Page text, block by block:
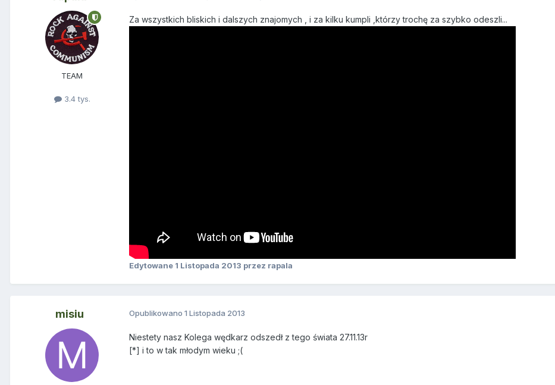
TEAM
3.4 tys.
Za wszystkich bliskich i dalszych znajomych , i za kilku kumpli ,którzy trochę za szybko odeszli...
Edytowane 1 Listopada 2013 przez rapala
misiu Opublikowano 1 Listopada 2013
Niestety nasz Kolega wędkarz odszedł z tego świata 27.11.13r
[*] i to w tak młodym wieku ;(